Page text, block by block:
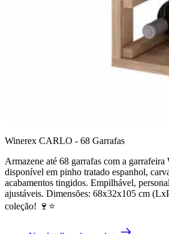
Winerex CARLO - 68 Garrafas
Armazene até 68 garrafas com a
disponível em pinho tratado espanhol,
acabamentos tingidos. Empilhável,
ajustáveis. Dimensões: 68x32x105 cm
coleção! 🍷⭐